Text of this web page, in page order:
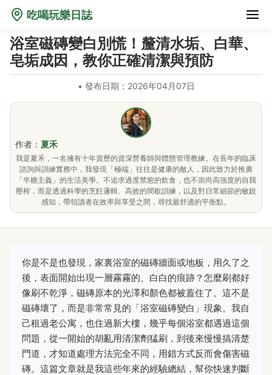
吃喝玩樂日誌
浴室磁磚變白別慌！釐清水垢、白華、
皂垢成因，教你正確清潔與預防
• 發布日期：2026年04月07日
作者： 夏禾
我是夏禾，一名擁有十年資歷的資深營養師與體態管理教練。在長年的臨床
諮詢與訓練實務中，我發現「極端」往往是健康的敵人，因此致力於推廣
「半糖主義」的生活美學。不追求過度禁慾的飲食，也不崇尚高強度的自我
壓榨，而是透過科學的烹飪邏輯、高效的間歇訓練，以及對日常細節的敏銳
感知，帶領讀者在效率與享受之間，尋找最舒適的平衡點。
你是不是也發現，家裏浴室的磁磚牆面或地板，用久了之
後，表面開始出現一層霧霧的、白白的痕跡？怎麼刷都好
像刷不乾淨，磁磚原本的光澤和顏色都被蓋住了。這不是
磁磚壞了，而是非常常見的「浴室磁磚變白」現象。我自
己租過老公寓，也住過新大樓，幾乎每個浴室都遇過這個
問題，從一開始的胡亂用清潔劑猛刷，到後來慢慢搞清楚
門道，才知道處理方法完全不同，用錯方式反而會傷害磁
磚。這篇文章就是我這些年來的經驗總結，幫你快速判斷